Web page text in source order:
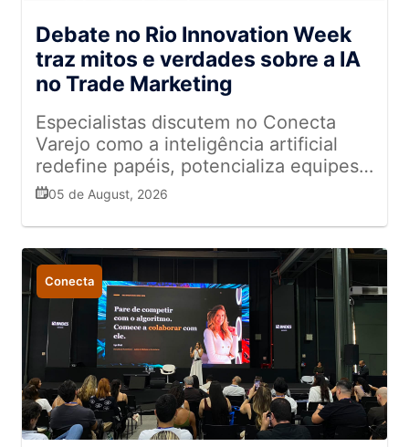
Debate no Rio Innovation Week
traz mitos e verdades sobre a IA
no Trade Marketing
Especialistas discutem no Conecta
Varejo como a inteligência artificial
redefine papéis, potencializa equipes
de campo e transforma a gestão de
05 de August, 2026
Conecta